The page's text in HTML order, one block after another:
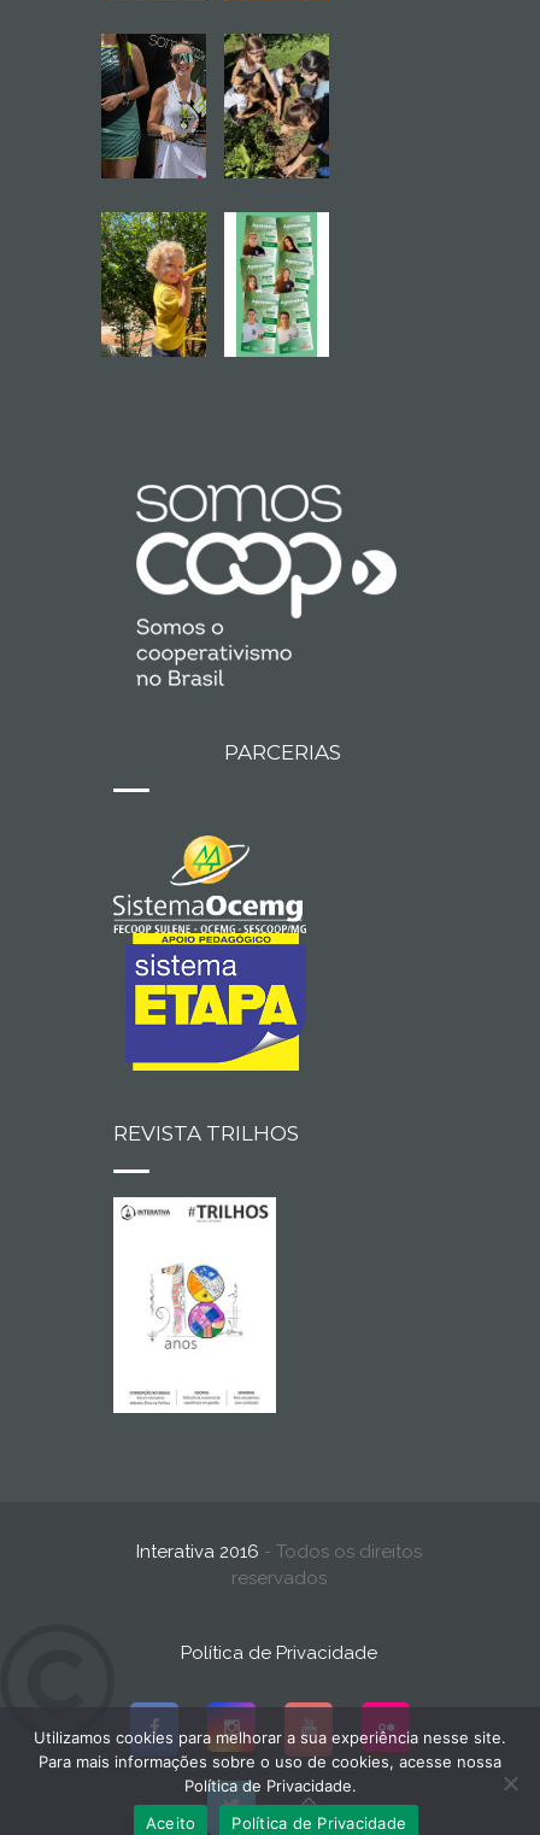
PARCERIAS
REVISTA TRILHOS
Interativa 2016 - Todos os direitos
reservados
Política de Privacidade
Utilizamos cookies para melhorar a sua experiência nesse site.
Para mais informações sobre o uso de cookies, acesse nossa
Política de Privacidade.
Aceito
Política de Privacidade